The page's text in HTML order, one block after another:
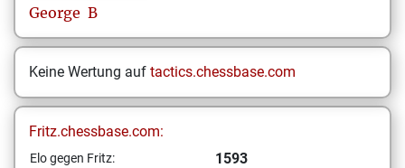
George B
Keine Wertung auf tactics.chessbase.com
Fritz.chessbase.com:
Elo gegen Fritz: 1593